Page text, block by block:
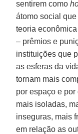
sentirem como
átomo social
teoria
– prêmios e
instituições que
as esferas da
tornam mais
por espaço e
mais isoladas,
inseguras, mais
em relação as